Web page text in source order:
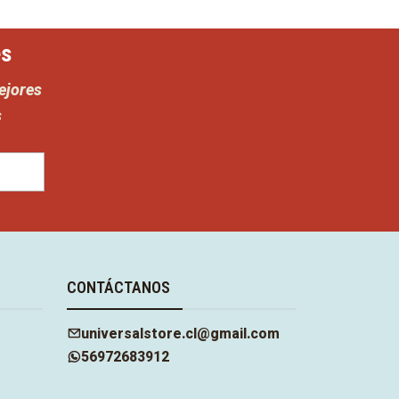
CONTÁCTANOS
universalstore.cl@gmail.com
56972683912